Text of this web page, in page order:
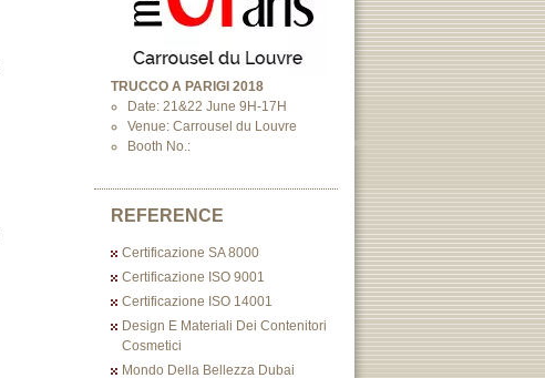
TRUCCO A PARIGI 2018
Date: 21&22 June 9H-17H
Venue: Carrousel du Louvre
Booth No.:
REFERENCE
Certificazione SA 8000
Certificazione ISO 9001
Certificazione ISO 14001
Design E Materiali Dei Contenitori
Cosmetici
Mondo Della Bellezza Dubai